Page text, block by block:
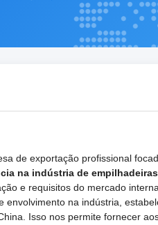
de exportação profissional
na indústria de empilhadeiras
e requisitos do mercado
envolvimento na indústria,
Isso nos permite fornecer